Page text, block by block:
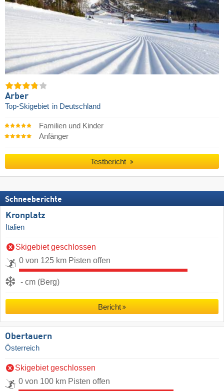
Arber
Top-Skigebiet in Deutschland
Familien und Kinder
Anfänger
Testbericht
Schneeberichte
Kronplatz
Italien
Skigebiet geschlossen
0 von 125 km Pisten offen
- cm (Berg)
Bericht
Obertauern
Österreich
Skigebiet geschlossen
0 von 100 km Pisten offen